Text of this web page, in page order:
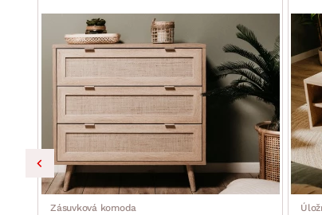
Zásuvková komoda